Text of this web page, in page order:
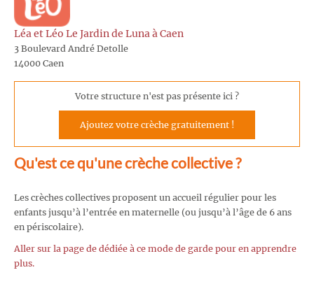
Léa et Léo Le Jardin de Luna à Caen
3 Boulevard André Detolle
14000 Caen
Votre structure n'est pas présente ici ?
Ajoutez votre crèche gratuitement !
Qu'est ce qu'une crèche collective ?
Les crèches collectives proposent un accueil régulier pour les
enfants jusqu’à l’entrée en maternelle (ou jusqu’à l’âge de 6 ans
en périscolaire).
Aller sur la page de dédiée à ce mode de garde pour en apprendre
plus.